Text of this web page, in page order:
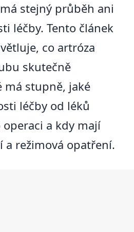
stejný průběh ani
léčby. Tento článek
co artróza
skutečně
má stupně, jaké
léčby od léků
operaci a kdy mají
režimová opatření.